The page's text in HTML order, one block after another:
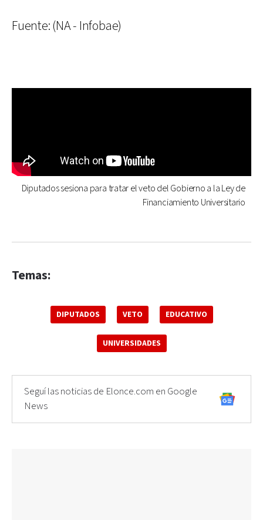
Fuente: (NA - Infobae)
Diputados sesiona para tratar el veto del Gobierno a la Ley de
Financiamiento Universitario
Temas:
DIPUTADOS VETO EDUCATIVO
UNIVERSIDADES
Seguí las noticias de Elonce.com en Google
News